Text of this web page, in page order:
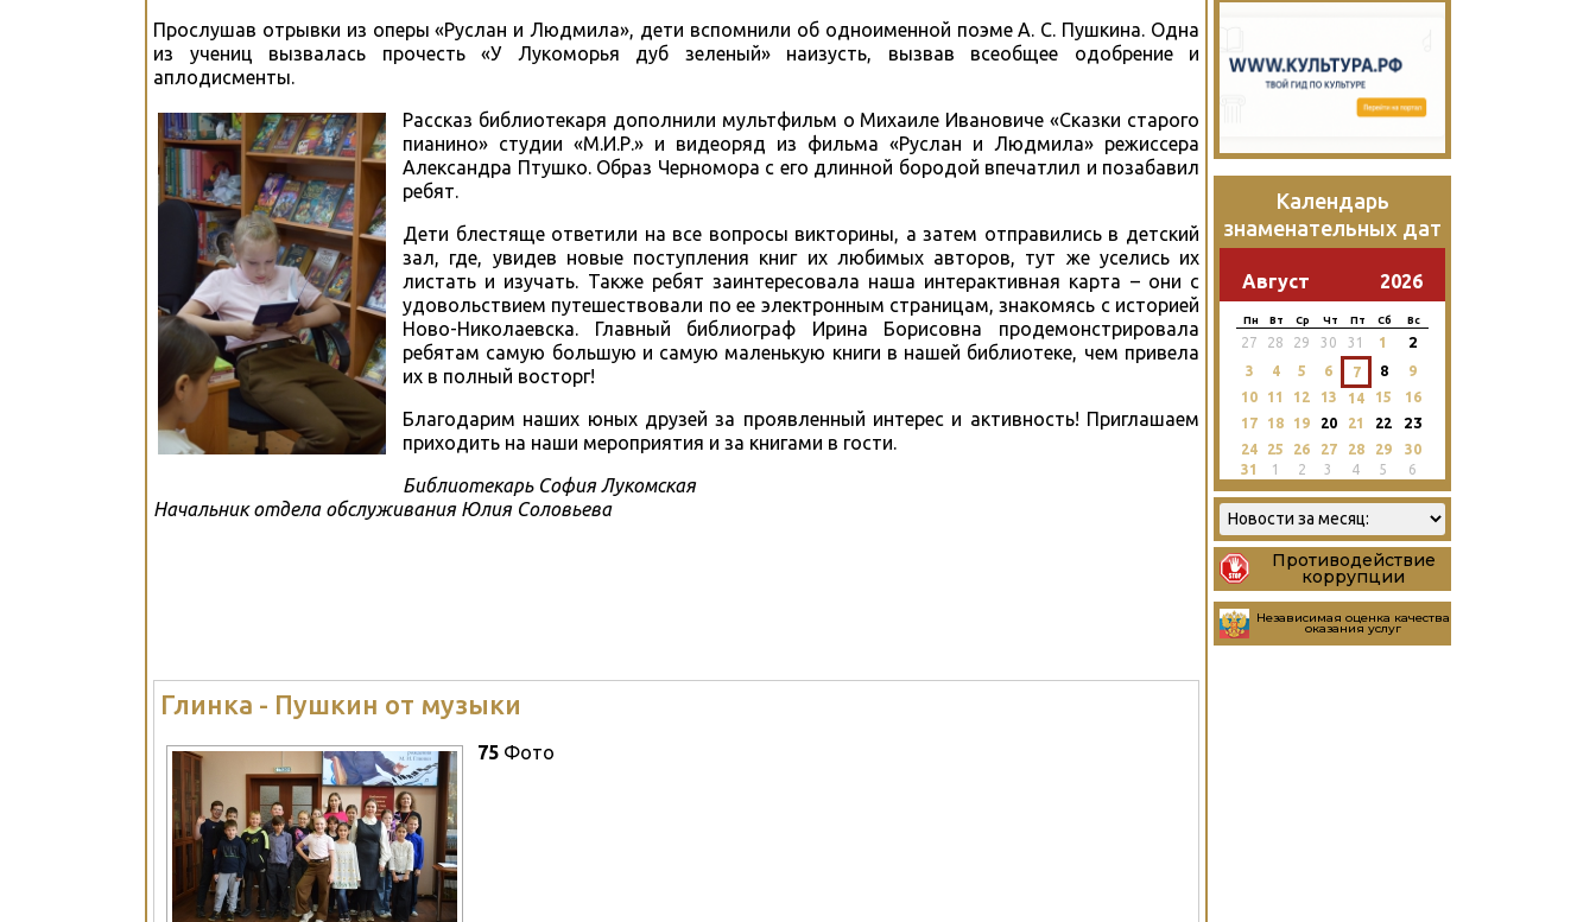
Прослушав отрывки из оперы «Руслан и Людмила», дети вспомнили об одноименной поэме А. С. Пушкина. Одна
из учениц вызвалась прочесть «У Лукоморья дуб зеленый» наизусть, вызвав всеобщее одобрение и
аплодисменты.
Рассказ библиотекаря дополнили мультфильм о Михаиле Ивановиче «Сказки старого
пианино» студии «М.И.Р.» и видеоряд из фильма «Руслан и Людмила» режиссера
Александра Птушко. Образ Черномора с его длинной бородой впечатлил и позабавил
ребят.
Дети блестяще ответили на все вопросы викторины, а затем отправились в детский
зал, где, увидев новые поступления книг их любимых авторов, тут же уселись их
листать и изучать. Также ребят заинтересовала наша интерактивная карта – они с
удовольствием путешествовали по ее электронным страницам, знакомясь с историей
Ново-Николаевска. Главный библиограф Ирина Борисовна продемонстрировала
ребятам самую большую и самую маленькую книги в нашей библиотеке, чем привела
их в полный восторг!
Благодарим наших юных друзей за проявленный интерес и активность! Приглашаем
приходить на наши мероприятия и за книгами в гости.
Библиотекарь София Лукомская
Начальник отдела обслуживания Юлия Соловьева
Глинка - Пушкин от музыки
75 Фото
Календарь
знаменательных дат
Август 2026
Пн Вт Ср Чт Пт Сб Вс
27 28 29 30 31 1 2
3 4 5 6 7 8
9
10
11 12 13 14 15
16
17
18 19 20 21 22 23
24 25 26 27 28 29
30
31
1 2 3 4 5 6
Противодействие
коррупции
Независимая оценка качества
оказания услуг